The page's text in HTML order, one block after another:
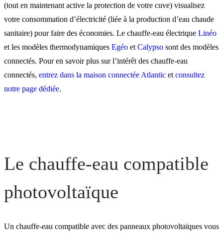
(tout en maintenant active la protection de votre cuve) visualisez
votre consommation d’électricité (liée à la production d’eau chaude
sanitaire) pour faire des économies. Le chauffe-eau électrique Linéo
et les modèles thermodynamiques Egéo et Calypso sont des modèles
connectés. Pour en savoir plus sur l’intérêt des chauffe-eau
connectés, entrez dans la maison connectée Atlantic et consultez
notre page dédiée.
Le chauffe-eau compatible
photovoltaïque
Un chauffe-eau compatible avec des panneaux photovoltaïques vous